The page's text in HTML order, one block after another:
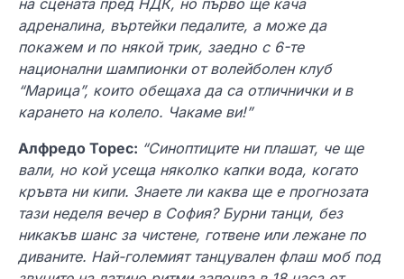
адреналина, въртейки педалите, а може да
покажем и по някой трик, заедно с 6-те
национални шампионки от волейболен клуб
“Марица”, които обещаха да са отличнички и в
карането на колело. Чакаме ви!”
Алфредо Торес: “Синоптиците ни плашат, че ще
вали, но кой усеща няколко капки вода, когато
кръвта ни кипи. Знаете ли каква ще е прогнозата
тази неделя вечер в София? Бурни танци, без
никакъв шанс за чистене, готвене или лежане по
диваните. Най-големият танцувален флаш моб под